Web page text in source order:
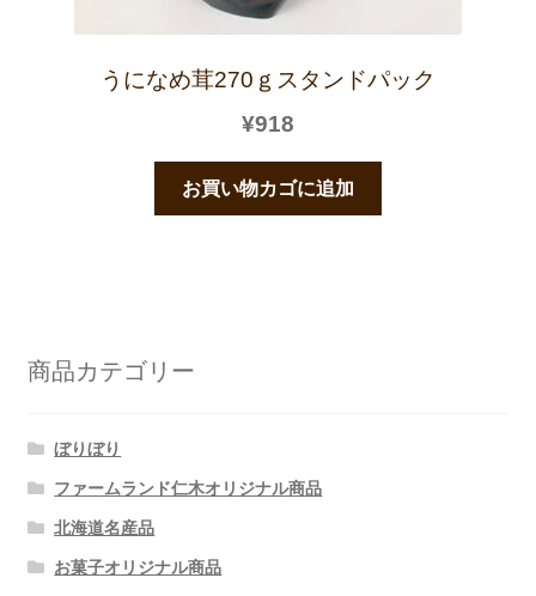
うになめ茸270ｇスタンドパック
¥918
お買い物カゴに追加
商品カテゴリー
ぼりぼり
ファームランド仁木オリジナル商品
北海道名産品
お菓子オリジナル商品